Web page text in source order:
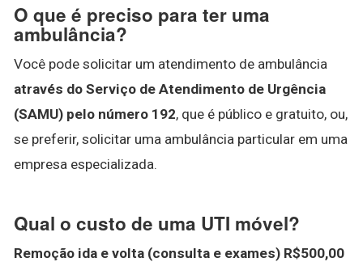
O que é preciso para ter uma
ambulância?
Você pode solicitar um atendimento de ambulância
através do Serviço de Atendimento de Urgência
(SAMU) pelo número 192, que é público e gratuito, ou,
se preferir, solicitar uma ambulância particular em uma
empresa especializada.
Qual o custo de uma UTI móvel?
Remoção ida e volta (consulta e exames) R$500,00